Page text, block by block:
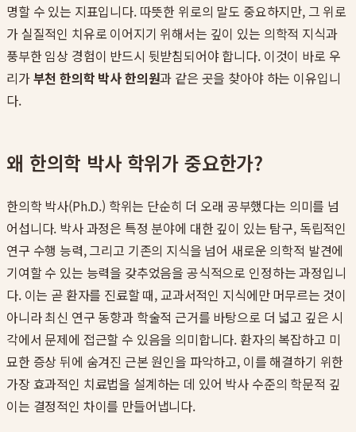
명할 수 있는 지표입니다. 따뜻한 위로의 말도 중요하지만, 그 위로
가 실질적인 치유로 이어지기 위해서는 깊이 있는 의학적 지식과
풍부한 임상 경험이 반드시 뒷받침되어야 합니다. 이것이 바로 우
리가부천 한의학 박사 한의원과 같은 곳을 찾아야 하는 이유입니
다.
왜 한의학 박사 학위가 중요한가?
한의학 박사(Ph.D.) 학위는 단순히 더 오래 공부했다는 의미를 넘
어섭니다. 박사 과정은 특정 분야에 대한 깊이 있는 탐구, 독립적인
연구 수행 능력, 그리고 기존의 지식을 넘어 새로운 의학적 발견에
기여할 수 있는 능력을 갖추었음을 공식적으로 인정하는 과정입니
다. 이는 곧 환자를 진료할 때, 교과서적인 지식에만 머무르는 것이
아니라 최신 연구 동향과 학술적 근거를 바탕으로 더 넓고 깊은 시
각에서 문제에 접근할 수 있음을 의미합니다. 환자의 복잡하고 미
묘한 증상 뒤에 숨겨진 근본 원인을 파악하고, 이를 해결하기 위한
가장 효과적인 치료법을 설계하는 데 있어 박사 수준의 학문적 깊
이는 결정적인 차이를 만들어냅니다.